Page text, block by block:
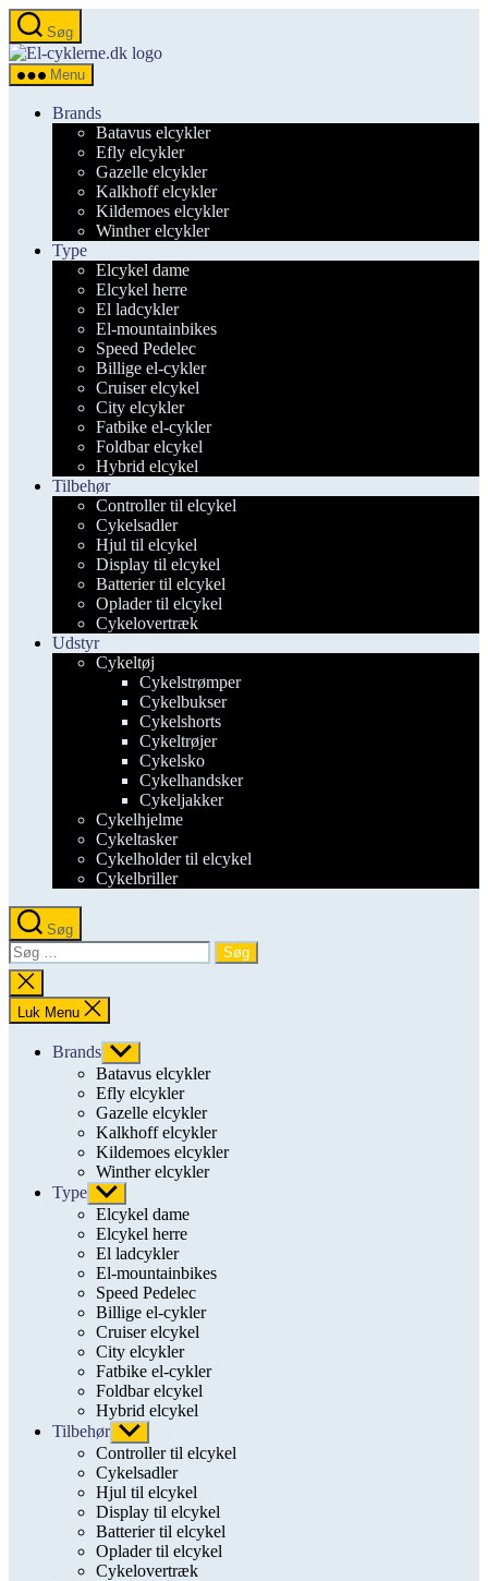
Spring
til
indholdet
Søg
el-
Menu
Brands
Batavus elcykler
Efly elcykler
Gazelle elcykler
Kalkhoff elcykler
Kildemoes elcykler
Winther elcykler
Type
Elcykel dame
Elcykel herre
El ladcykler
El-mountainbikes
Speed Pedelec
Billige el-cykler
Cruiser elcykel
City elcykler
Fatbike el-cykler
Foldbar elcykel
Hybrid elcykel
Tilbehør
Controller til elcykel
Cykelsadler
Hjul til elcykel
Display til elcykel
Batterier til elcykel
Oplader til elcykel
Cykelovertræk
Udstyr
Cykeltøj
Cykelstrømper
Cykelbukser
Cykelshorts
Cykeltrøjer
Cykelsko
Cykelhandsker
Cykeljakker
Cykelhjelme
Cykeltasker
Cykelholder til elcykel
Cykelbriller
Søg
Søg
efter:
Luk
søgning
Luk Menu
Brands Vis
undermenu
Batavus elcykler
Efly elcykler
Gazelle elcykler
Kalkhoff elcykler
Kildemoes elcykler
Winther elcykler
Type Vis
undermenu
Elcykel dame
Elcykel herre
El ladcykler
El-mountainbikes
Speed Pedelec
Billige el-cykler
Cruiser elcykel
City elcykler
Fatbike el-cykler
Foldbar elcykel
Hybrid elcykel
Tilbehør Vis
undermenu
Controller til elcykel
Cykelsadler
Hjul til elcykel
Display til elcykel
Batterier til elcykel
Oplader til elcykel
Cykelovertræk